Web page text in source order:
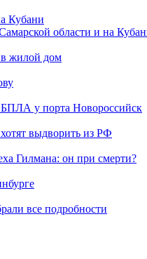
Кубани
области и на
жилой дом
БПЛА у порта Новороссийск
выдворить из РФ
Гилмана: он при смерти?
все подробности